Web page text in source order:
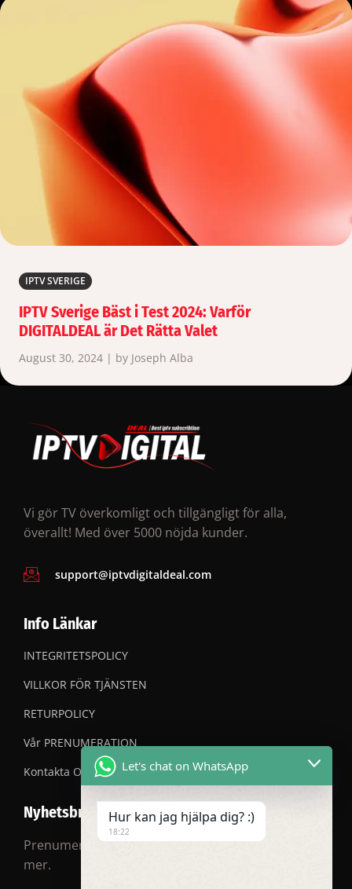
IPTV SVERIGE
IPTV Sverige Bäst i Test 2024: Varför
DIGITALDEAL är Det Rätta Valet
August 30, 2024 | by Joseph Alba
Vi gör TV överkomligt och tillgängligt för alla,
överallt! Med över 5000 nöjda kunder.
support@iptvdigitaldeal.com
Info Länkar
INTEGRITETSPOLICY
VILLKOR FÖR TJÄNSTEN
RETURPOLICY
Vår PRENUMERATION
Kontakta OSS
Nyhetsbrev
Prenumerera på vårt nyhetsbrev för rabatter och
mer.
Let's chat on WhatsApp
Hur kan jag hjälpa dig? :)
18:22